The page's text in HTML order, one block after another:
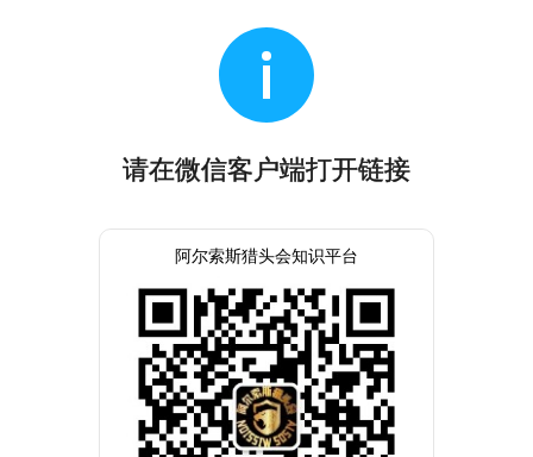
请在微信客户端打开链接
阿尔索斯猎头会知识平台